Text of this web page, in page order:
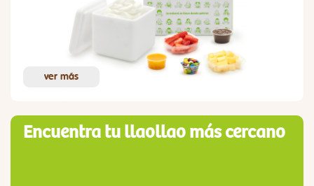
ver más
Encuentra tu llaollao más cercano